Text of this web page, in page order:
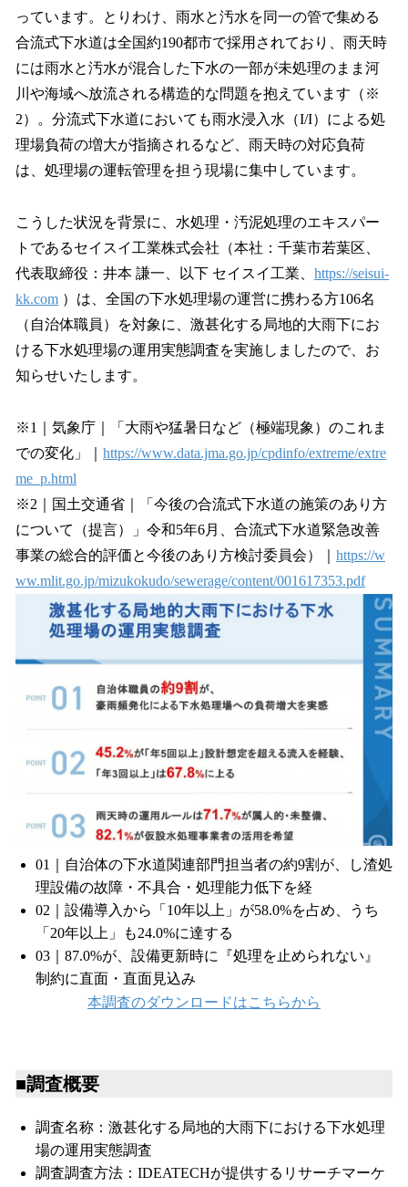
す
っています。とりわけ、雨水と汚水を同一の管で集める
合流式下水道は全国約190都市で採用されており、雨天時
には雨水と汚水が混合した下水の一部が未処理のまま河
川や海域へ放流される構造的な問題を抱えています（※
2）。分流式下水道においても雨水浸入水（I/I）による処
理場負荷の増大が指摘されるなど、雨天時の対応負荷
は、処理場の運転管理を担う現場に集中しています。
こうした状況を背景に、水処理・汚泥処理のエキスパー
トであるセイスイ工業株式会社（本社：千葉市若葉区、
代表取締役：井本 謙一、以下 セイスイ工業、 https://seisui-
kk.com ）は、全国の下水処理場の運営に携わる方106名
（自治体職員）を対象に、激甚化する局地的大雨下にお
ける下水処理場の運用実態調査を実施しましたので、お
知らせいたします。
※1｜気象庁｜「大雨や猛暑日など（極端現象）のこれま
での変化」｜ https://www.data.jma.go.jp/cpdinfo/extreme/extre
me_p.html
※2｜国土交通省｜「今後の合流式下水道の施策のあり方
について（提言）」令和5年6月、合流式下水道緊急改善
事業の総合的評価と今後のあり方検討委員会）｜ https://w
ww.mlit.go.jp/mizukokudo/sewerage/content/001617353.pdf
01｜自治体の下水道関連部門担当者の約9割が、し渣処
理設備の故障・不具合・処理能力低下を経
02｜設備導入から「10年以上」が58.0%を占め、うち
「20年以上」も24.0%に達する
03｜87.0%が、設備更新時に『処理を止められない』
制約に直面・直面見込み
本調査のダウンロードはこちらから
■調査概要
調査名称：激甚化する局地的大雨下における下水処理
場の運用実態調査
調査調査方法：IDEATECHが提供するリサーチマーケ